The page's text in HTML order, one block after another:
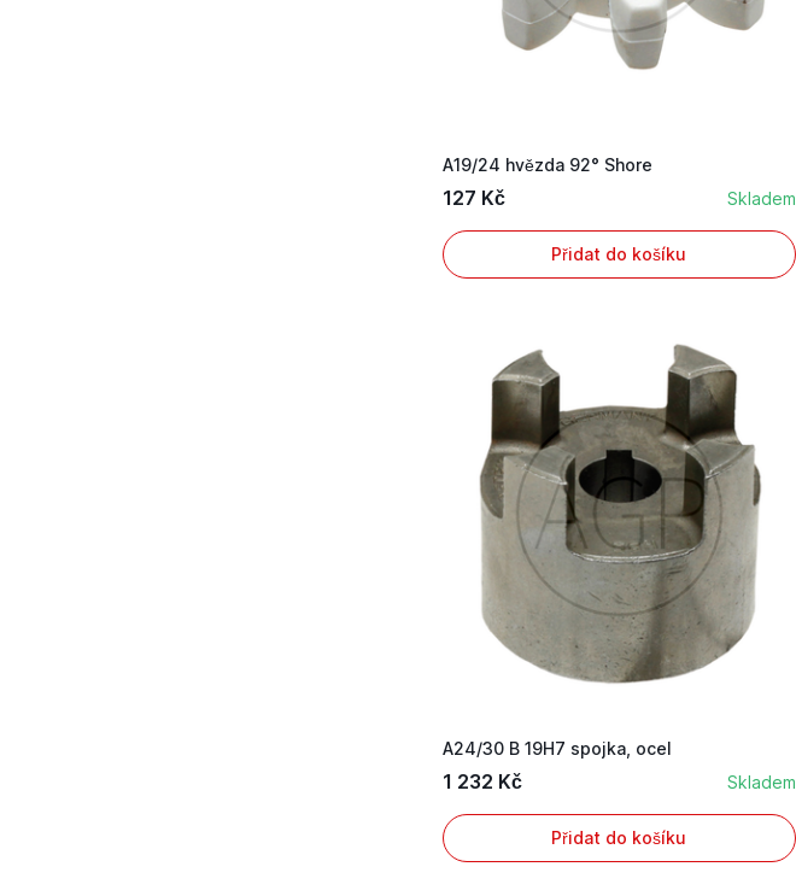
A19/24 hvězda 92° Shore
127 Kč Skladem
Přidat do košíku
A24/30 B 19H7 spojka, ocel
1 232 Kč Skladem
Přidat do košíku